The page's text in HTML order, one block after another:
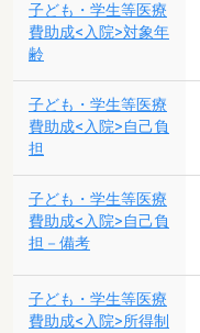
子ども・学生等医療
費助成<入院>対象年
齢
子ども・学生等医療
費助成<入院>自己負
担
子ども・学生等医療
費助成<入院>自己負
担－備考
子ども・学生等医療
費助成<入院>所得制